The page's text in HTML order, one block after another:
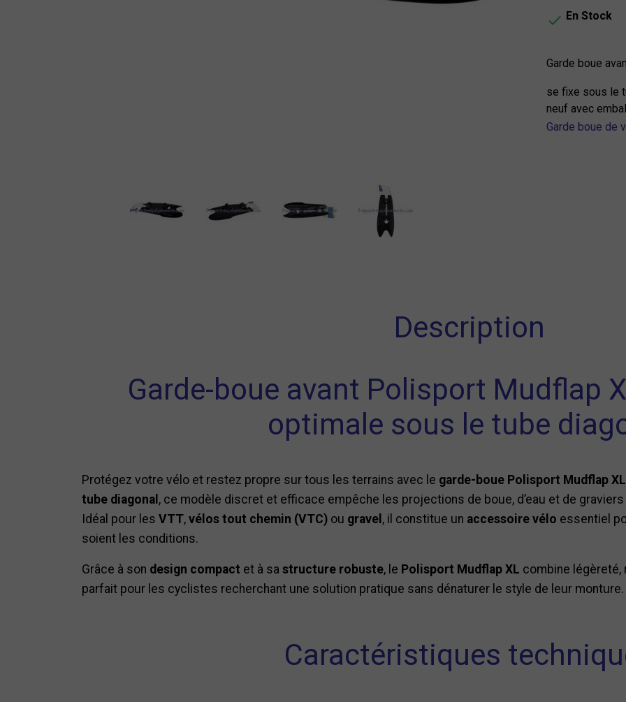
 En Stock
Garde boue
se fixe sous le
neuf avec
Garde boue de
Description
Garde-boue avant Polisport Mudflap
optimale sous le tube
Protégez votre vélo et restez propre sur tous les terrains avec le garde-boue Polisport Mudflap XL
tube diagonal , ce modèle discret et efficace empêche les projections de boue, d’eau et de
Idéal pour les VTT, vélos tout chemin (VTC) ou gravel , il constitue un accessoire vélo essentiel
soient les conditions.
Grâce à son design compact et à sa structure robuste, le Polisport Mudflap XL combine
parfait pour les cyclistes recherchant une solution pratique sans dénaturer le style de leur monture.
Caractéristiques